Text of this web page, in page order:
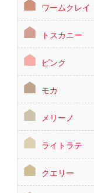
ワームクレイ
トスカニー
ピンク
モカ
メリーノ
ライトラテ
クエリー